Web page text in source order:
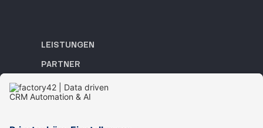
LEISTUNGEN
PARTNER
REFERENZEN
ACADEMY